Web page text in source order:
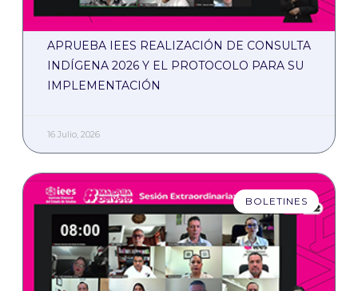
APRUEBA IEES REALIZACIÓN DE CONSULTA
INDÍGENA 2026 Y EL PROTOCOLO PARA SU
IMPLEMENTACIÓN
16 Julio, 2026
BOLETINES